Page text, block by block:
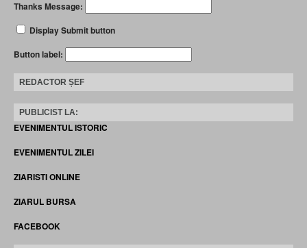
Thanks Message:
Display Submit button
Button label:
REDACTOR ȘEF
PUBLICIST LA:
EVENIMENTUL ISTORIC
EVENIMENTUL ZILEI
ZIARISTI ONLINE
ZIARUL BURSA
FACEBOOK